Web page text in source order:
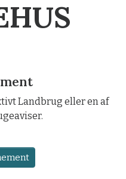
Landbrug eller en af